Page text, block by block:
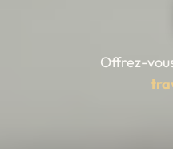
Offrez-